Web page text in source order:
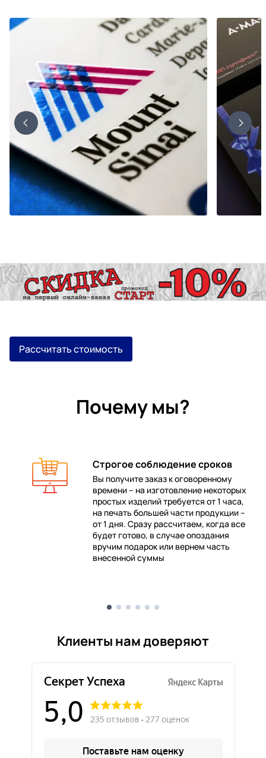
Рассчитать стоимость
Почему мы?
Строгое соблюдение сроков
Вы получите заказ к оговоренному
времени – на изготовление некоторых
простых изделий требуется от 1 часа,
на печать большей части продукции –
от 1 дня. Сразу рассчитаем, когда все
будет готово, в случае опоздания
вручим подарок или вернем часть
внесенной суммы
Клиенты нам доверяют